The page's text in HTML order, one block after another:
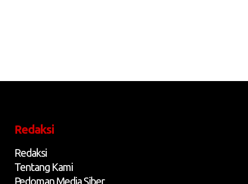
Redaksi
Redaksi
Tentang Kami
Pedoman Media Siber